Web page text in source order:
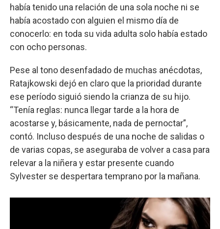
había tenido una relación de una sola noche ni se
había acostado con alguien el mismo día de
conocerlo: en toda su vida adulta solo había estado
con ocho personas.
Pese al tono desenfadado de muchas anécdotas,
Ratajkowski dejó en claro que la prioridad durante
ese período siguió siendo la crianza de su hijo.
“Tenía reglas: nunca llegar tarde a la hora de
acostarse y, básicamente, nada de pernoctar”,
contó. Incluso después de una noche de salidas o
de varias copas, se aseguraba de volver a casa para
relevar a la niñera y estar presente cuando
Sylvester se despertara temprano por la mañana.